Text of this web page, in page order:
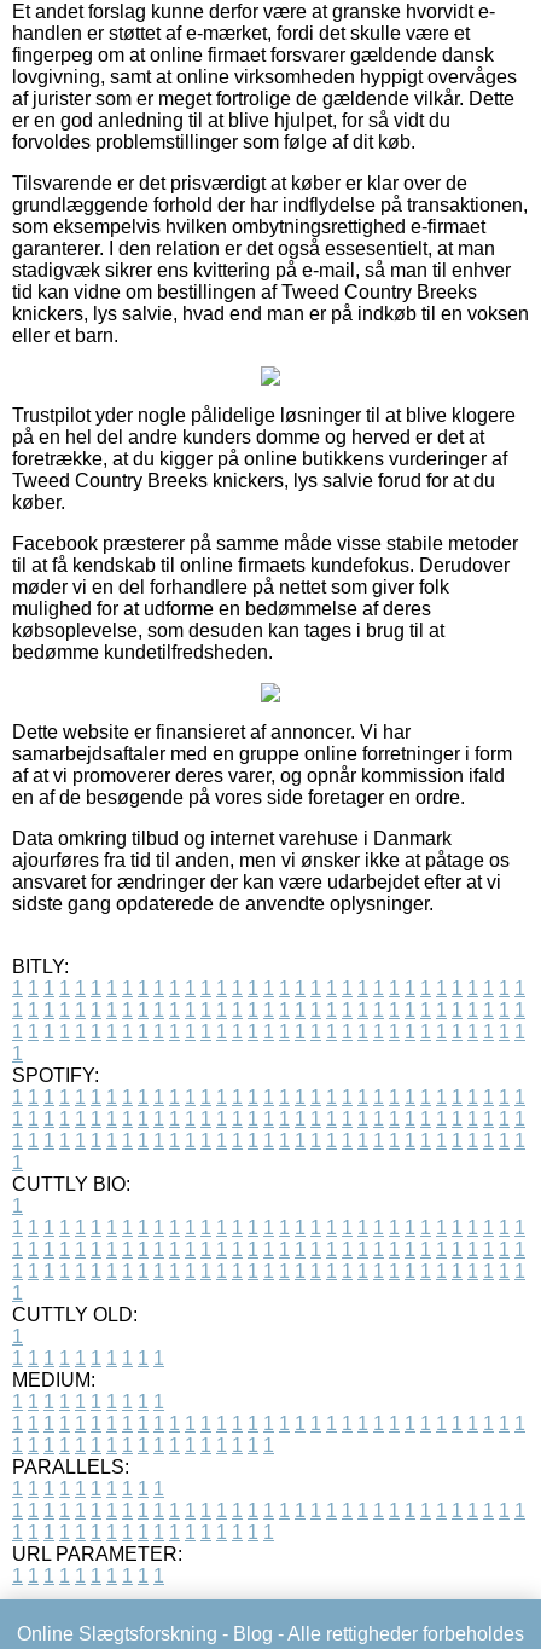
Et andet forslag kunne derfor være at granske hvorvidt e-
handlen er støttet af e-mærket, fordi det skulle være et
fingerpeg om at online firmaet forsvarer gældende dansk
lovgivning, samt at online virksomheden hyppigt overvåges
af jurister som er meget fortrolige de gældende vilkår. Dette
er en god anledning til at blive hjulpet, for så vidt du
forvoldes problemstillinger som følge af dit køb.
Tilsvarende er det prisværdigt at køber er klar over de
grundlæggende forhold der har indflydelse på transaktionen,
som eksempelvis hvilken ombytningsrettighed e-firmaet
garanterer. I den relation er det også essesentielt, at man
stadigvæk sikrer ens kvittering på e-mail, så man til enhver
tid kan vidne om bestillingen af Tweed Country Breeks
knickers, lys salvie, hvad end man er på indkøb til en voksen
eller et barn.
Trustpilot yder nogle pålidelige løsninger til at blive klogere
på en hel del andre kunders domme og herved er det at
foretrække, at du kigger på online butikkens vurderinger af
Tweed Country Breeks knickers, lys salvie forud for at du
køber.
Facebook præsterer på samme måde visse stabile metoder
til at få kendskab til online firmaets kundefokus. Derudover
møder vi en del forhandlere på nettet som giver folk
mulighed for at udforme en bedømmelse af deres
købsoplevelse, som desuden kan tages i brug til at
bedømme kundetilfredsheden.
Dette website er finansieret af annoncer. Vi har
samarbejdsaftaler med en gruppe online forretninger i form
af at vi promoverer deres varer, og opnår kommission ifald
en af de besøgende på vores side foretager en ordre.
Data omkring tilbud og internet varehuse i Danmark
ajourføres fra tid til anden, men vi ønsker ikke at påtage os
ansvaret for ændringer der kan være udarbejdet efter at vi
sidste gang opdaterede de anvendte oplysninger.
BITLY:
1 1 1 1 1 1 1 1 1 1 1 1 1 1 1 1 1 1 1 1 1 1 1 1 1 1 1 1 1 1 1 1 1
1 1 1 1 1 1 1 1 1 1 1 1 1 1 1 1 1 1 1 1 1 1 1 1 1 1 1 1 1 1 1 1 1
1 1 1 1 1 1 1 1 1 1 1 1 1 1 1 1 1 1 1 1 1 1 1 1 1 1 1 1 1 1 1 1 1
1
SPOTIFY:
1 1 1 1 1 1 1 1 1 1 1 1 1 1 1 1 1 1 1 1 1 1 1 1 1 1 1 1 1 1 1 1 1
1 1 1 1 1 1 1 1 1 1 1 1 1 1 1 1 1 1 1 1 1 1 1 1 1 1 1 1 1 1 1 1 1
1 1 1 1 1 1 1 1 1 1 1 1 1 1 1 1 1 1 1 1 1 1 1 1 1 1 1 1 1 1 1 1 1
1
CUTTLY BIO:
1
1 1 1 1 1 1 1 1 1 1 1 1 1 1 1 1 1 1 1 1 1 1 1 1 1 1 1 1 1 1 1 1 1
1 1 1 1 1 1 1 1 1 1 1 1 1 1 1 1 1 1 1 1 1 1 1 1 1 1 1 1 1 1 1 1 1
1 1 1 1 1 1 1 1 1 1 1 1 1 1 1 1 1 1 1 1 1 1 1 1 1 1 1 1 1 1 1 1 1
1
CUTTLY OLD:
1
1 1 1 1 1 1 1 1 1 1
MEDIUM:
1 1 1 1 1 1 1 1 1 1
1 1 1 1 1 1 1 1 1 1 1 1 1 1 1 1 1 1 1 1 1 1 1 1 1 1 1 1 1 1 1 1 1
1 1 1 1 1 1 1 1 1 1 1 1 1 1 1 1 1
PARALLELS:
1 1 1 1 1 1 1 1 1 1
1 1 1 1 1 1 1 1 1 1 1 1 1 1 1 1 1 1 1 1 1 1 1 1 1 1 1 1 1 1 1 1 1
1 1 1 1 1 1 1 1 1 1 1 1 1 1 1 1 1
URL PARAMETER:
1 1 1 1 1 1 1 1 1 1
Online Slægtsforskning - Blog - Alle rettigheder forbeholdes